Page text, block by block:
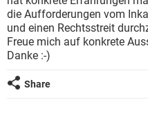
die Aufforderungen vom
und einen Rechtsstreit
Freue mich auf konkrete
Danke :-)
Share